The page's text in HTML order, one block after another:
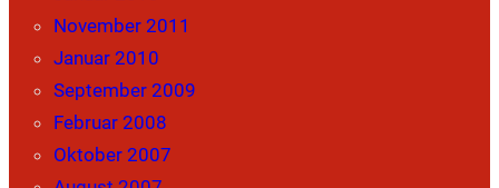
November 2011
Januar 2010
September 2009
Februar 2008
Oktober 2007